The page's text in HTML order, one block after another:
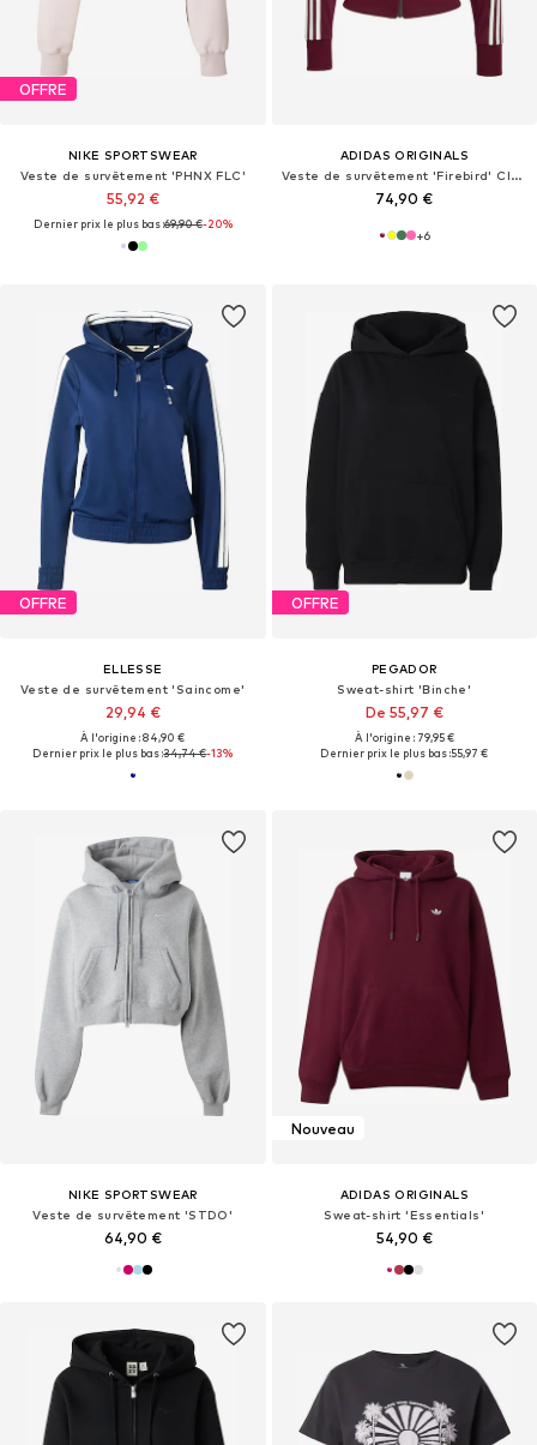
OFFRE
NIKE SPORTSWEAR
Veste de survêtement 'PHNX FLC'
55,92 €
Dernier prix le plus bas :69,90 €-20%
ADIDAS ORIGINALS
Veste de survêtement 'Firebird' Classic'
74,90 €
+6
OFFRE
ELLESSE
Veste de survêtement 'Saincome'
29,94 €
À l'origine : 84,90 €
Dernier prix le plus bas :34,74 €-13%
OFFRE
PEGADOR
Sweat-shirt 'Binche'
De 55,97 €
À l'origine : 79,95 €
Dernier prix le plus bas :55,97 €
NIKE SPORTSWEAR
Veste de survêtement 'STDO'
64,90 €
Nouveau
ADIDAS ORIGINALS
Sweat-shirt 'Essentials'
54,90 €